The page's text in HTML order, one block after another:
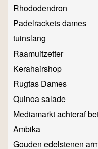
Rhododendron
Padelrackets dames
tuinslang
Raamuitzetter
Kerahairshop
Rugtas Dames
Quinoa salade
Mediamarkt achteraf
Ambika
Gouden edelstenen